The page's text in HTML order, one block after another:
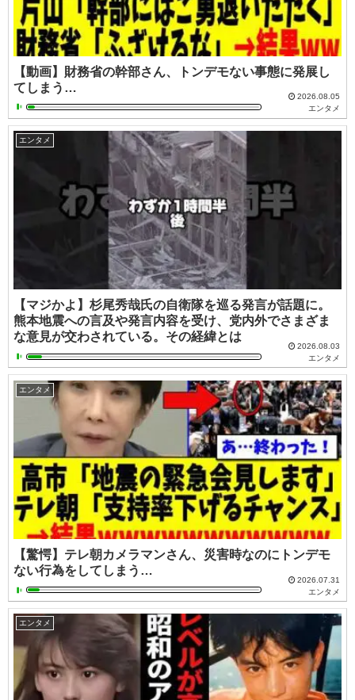
【動画】財務省の幹部さん、トンデモない事態に発展し
てしまう…
2026.08.05
エンタメ
エンタメ
【マジかよ】杉尾秀哉氏の自衛隊を巡る発言が話題に。
熊本地震への言及や発言内容を受け、党内外でさまざま
な意見が交わされている。その経緯とは
2026.08.03
エンタメ
エンタメ
【驚愕】テレ朝カメラマンさん、災害時なのにトンデモ
ない行為をしてしまう…
2026.07.31
エンタメ
エンタメ